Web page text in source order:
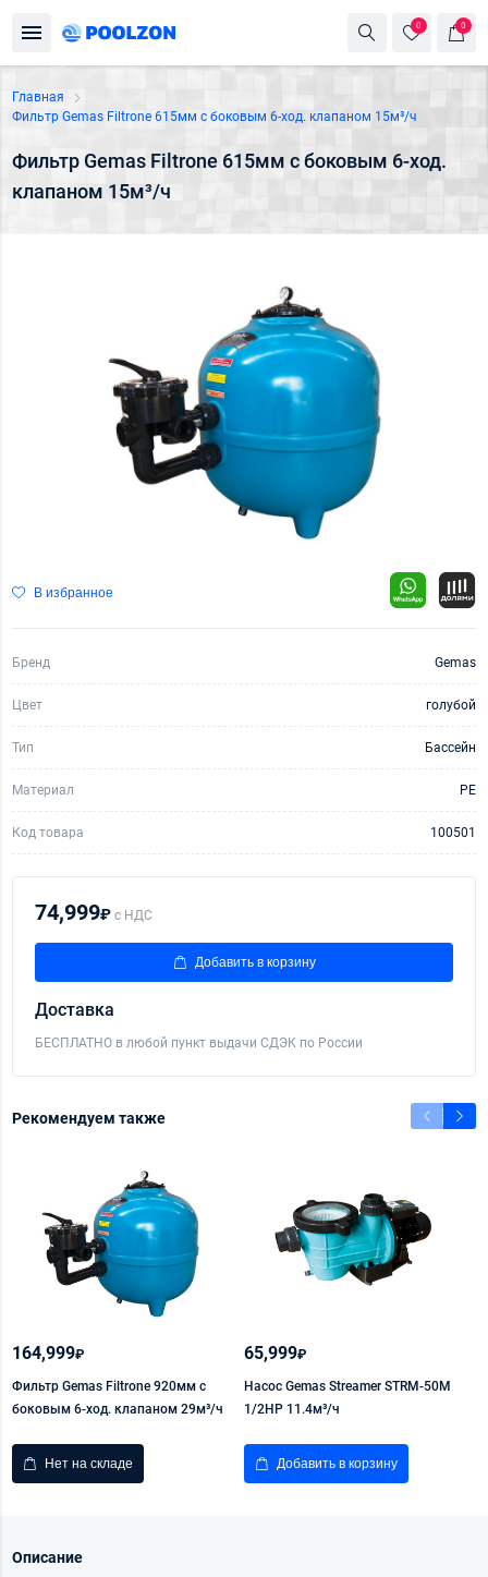
0 0
Главная
Фильтр Gemas Filtrone 615мм с боковым 6-ход. клапаном 15м³/ч
Фильтр Gemas Filtrone 615мм с боковым 6-ход.
клапаном 15м³/ч
В избранное
Бренд Gemas
Цвет голубой
Тип Бассейн
Материал PE
Код товара 100501
74,999₽с НДС
Добавить в корзину
Доставка
БЕСПЛАТНО в любой пункт выдачи СДЭК по России
Рекомендуем также
164,999₽
Фильтр Gemas Filtrone 920мм с
боковым 6-ход. клапаном 29м³/ч
Нет на складе
65,999₽
Насос Gemas Streamer STRM-50M
1/2HP 11.4м³/ч
Добавить в корзину
Описание